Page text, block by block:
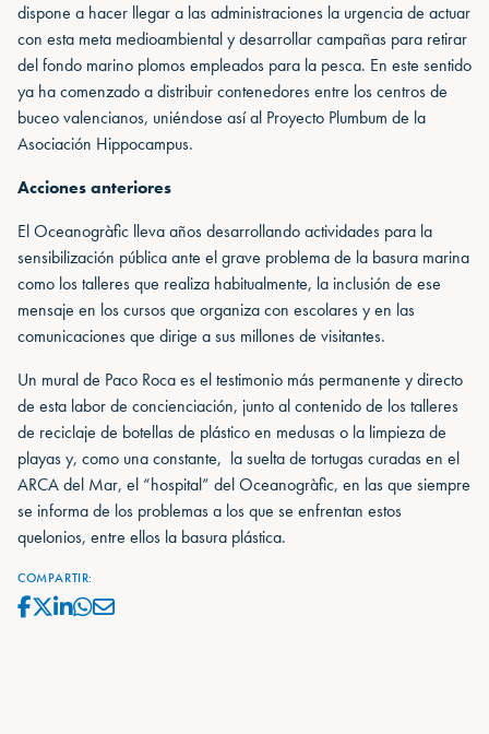
dispone a hacer llegar a las administraciones la urgencia de actuar
con esta meta medioambiental y desarrollar campañas para retirar
del fondo marino plomos empleados para la pesca. En este sentido
ya ha comenzado a distribuir contenedores entre los centros de
buceo valencianos, uniéndose así al Proyecto Plumbum de la
Asociación Hippocampus.
Acciones anteriores
El Oceanogràfic lleva años desarrollando actividades para la
sensibilización pública ante el grave problema de la basura marina
como los talleres que realiza habitualmente, la inclusión de ese
mensaje en los cursos que organiza con escolares y en las
comunicaciones que dirige a sus millones de visitantes.
Un mural de Paco Roca es el testimonio más permanente y directo
de esta labor de concienciación, junto al contenido de los talleres
de reciclaje de botellas de plástico en medusas o la limpieza de
playas y, como una constante, la suelta de tortugas curadas en el
ARCA del Mar, el “hospital” del Oceanogràfic, en las que siempre
se informa de los problemas a los que se enfrentan estos
quelonios, entre ellos la basura plástica.
COMPARTIR: